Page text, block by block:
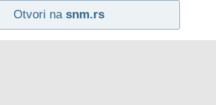
Otvori na snm.rs